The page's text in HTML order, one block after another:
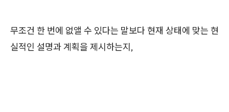
무조건 한 번에 없앨 수 있다는 말보다 현재 상태에 맞는 현
실적인 설명과 계획을 제시하는지,